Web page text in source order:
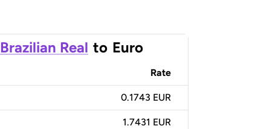
Brazilian Real to Euro
Rate
0.1743 EUR
1.7431 EUR